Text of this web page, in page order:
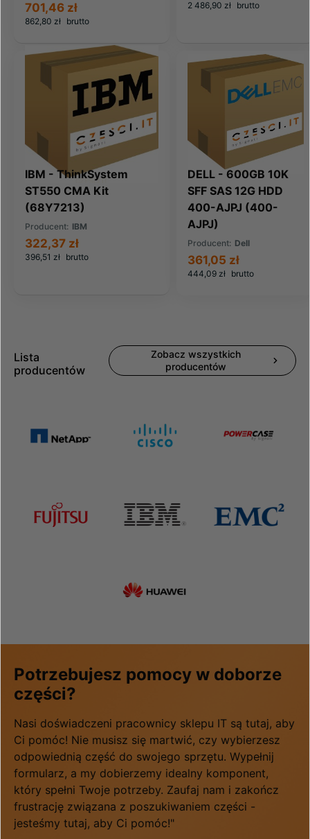
862,80 zł brutto
701,46 zł 2 486,90 zł brutto
IBM - ThinkSystem
ST550 CMA Kit
(68Y7213)
Producent: IBM
396,51 zł brutto
322,37 zł
DELL - 600GB 10K
SFF SAS 12G HDD
400-AJPJ (400-
AJPJ)
Producent: Dell
444,09 zł brutto
361,05 zł
Lista
producentów
Zobacz wszystkich
producentów
Potrzebujesz pomocy w doborze
części?
Nasi doświadczeni pracownicy sklepu IT są tutaj, aby
Ci pomóc! Nie musisz się martwić, czy wybierzesz
odpowiednią część do swojego sprzętu. Wypełnij
formularz, a my dobierzemy idealny komponent,
który spełni Twoje potrzeby. Zaufaj nam i zakończ
frustrację związana z poszukiwaniem części -
jesteśmy tutaj, aby Ci pomóc!"